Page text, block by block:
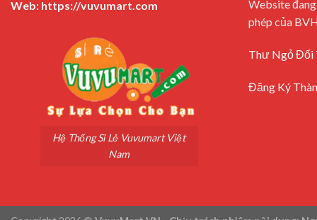
Web: https://vuvumart.com
Hệ Thống Sỉ Lẻ Vuvumart Việt
Nam
Website
phép của
Thư Ngỏ Đối
Đăng Ký